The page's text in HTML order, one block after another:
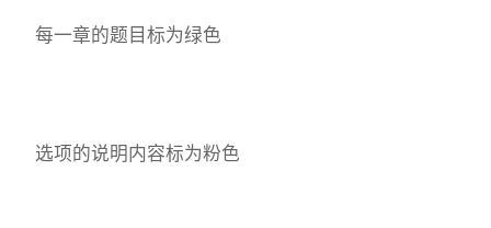
每一章的题目标为绿色
选项的说明内容标为粉色